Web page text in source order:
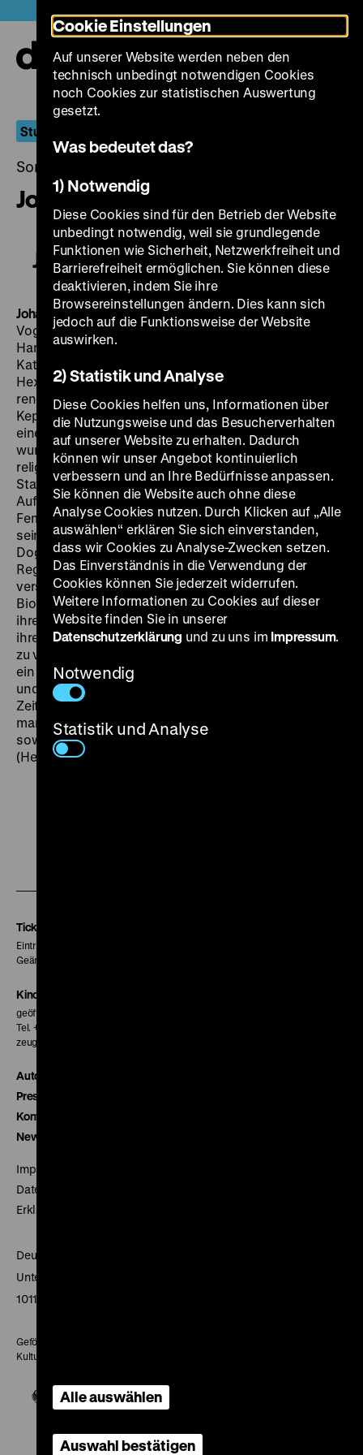
zum
Seiteninhalt
springen
Sturm und Zwang
Sonntag, 20. Dezember 2015, 18.00 - 00.00 Uhr
Johannes Kepler
Johannes Kepler
Johannes KeplerDDR 1974, R: Frank Vogel, B: Frank
Vogel, Manfred Freitag, Jochen Nestler, K: Otto
Hanisch, D: Reimar J. Baur, Kurt Böwe, Karin Gregorek,
Katharina Thalbach, 95’
Hexenprozess in Württemberg im Jahre 1620: Der
renommierte Astronom und Mathematiker Johannes
Kepler kämpft um das Leben seiner Mutter, die nach
einem Streit von einer ehemaligen Freundin denunziert
wurde. In den Verhandlungstagen voller Hysterie und
religiösen Wahns erinnert er sich an entscheidende
Stationen seines lebenslangen Kampfes um
Aufklärung und Vernunft. Er muss erkennen, dass das
Femegericht ihn in Wahrheit dazu bringen soll, gegen
seine Lehre auszusagen und sich den katholischen
Dogmen zu beugen. Vogel, Freitag und Nestler,
Regisseur und Autoren von Denk bloß nicht, ich heule
verstanden den etwas uneinheitlichen Mix aus
Biografie, Wissenschaftsreport und Zeitgemälde als
ihre persönliche Abrechnung mit dem 11. Plenum, doch
ihre Andeutungen blieben für Zuschauer und Filmkritik
zu verschwommen. „Offensichtlich schwebte Vogel
ein die Spannungen zwischen großer Persönlichkeit
und Gesellschaft reflektierendes mittelalterliches
Zeitgemälde à la
man sich entfernt an dieses Filmkunstwerk des
sowjetischen Regisseurs Andrej Tarkowski erinnert.“
(Heinz Kersten,
Tickets
Eintritt 5 €
Geänderte Preise sind im Programm vermerkt.
Kinokasse
geöffnet 30 Minuten vor Beginn der ersten Vorstellung
Tel. + 49 30 20304-770
zeughauskino@dhm.de
Autor*innen
Presse
Kontakt
Newsletter
Impressum
Datenschutz
Erklärung digitale Barrierefreiheit
Deutsches Historisches Museum
Unter den Linden 2
10117 Berlin
Gefördert mit Mitteln des Beauftragten der Bundesregierung für
Kultur und Medien
Cookie Einstellungen
Auf unserer Website werden neben den
technisch unbedingt notwendigen Cookies
noch Cookies zur statistischen Auswertung
gesetzt.
Was bedeutet das?
1) Notwendig
Diese Cookies sind für den Betrieb der Website
unbedingt notwendig, weil sie grundlegende
Funktionen wie Sicherheit, Netzwerkfreiheit und
Barrierefreiheit ermöglichen. Sie können diese
deaktivieren, indem Sie ihre
Browsereinstellungen ändern. Dies kann sich
jedoch auf die Funktionsweise der Website
auswirken.
2) Statistik und Analyse
Diese Cookies helfen uns, Informationen über
die Nutzungsweise und das Besucherverhalten
auf unserer Website zu erhalten. Dadurch
können wir unser Angebot kontinuierlich
verbessern und an Ihre Bedürfnisse anpassen.
Sie können die Website auch ohne diese
Analyse Cookies nutzen. Durch Klicken auf „Alle
auswählen“ erklären Sie sich einverstanden,
dass wir Cookies zu Analyse-Zwecken setzen.
Das Einverständnis in die Verwendung der
Cookies können Sie jederzeit widerrufen.
Weitere Informationen zu Cookies auf dieser
Website finden Sie in unserer
Datenschutzerklärung und zu uns im Impressum.
Notwendig
Statistik und Analyse
Alle auswählen
Auswahl bestätigen